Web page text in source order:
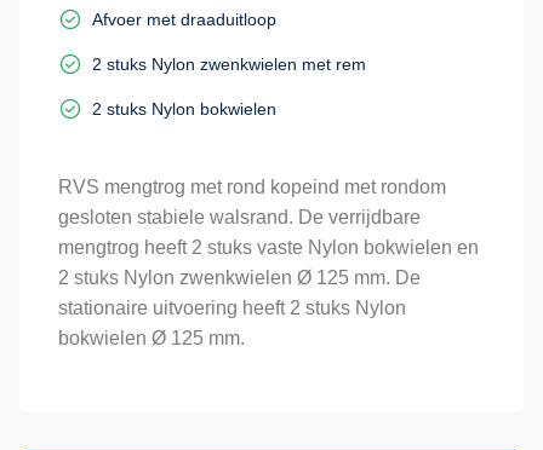
Afvoer met draaduitloop
2 stuks Nylon zwenkwielen met rem
2 stuks Nylon bokwielen
RVS mengtrog met rond kopeind met rondom
gesloten stabiele walsrand. De verrijdbare
mengtrog heeft 2 stuks vaste Nylon bokwielen en
2 stuks Nylon zwenkwielen Ø 125 mm. De
stationaire uitvoering heeft 2 stuks Nylon
bokwielen Ø 125 mm.